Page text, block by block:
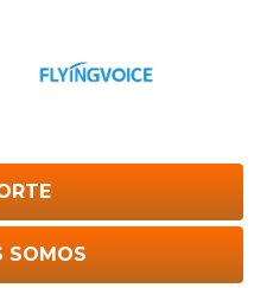
SOMOS